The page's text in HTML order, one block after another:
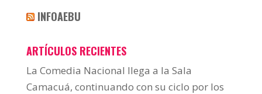
INFOAEBU
ARTÍCULOS RECIENTES
La Comedia Nacional llega a la Sala
Camacuá, continuando con su ciclo por los